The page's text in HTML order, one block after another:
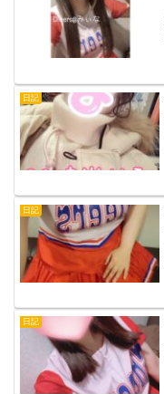
日記
日記
日記